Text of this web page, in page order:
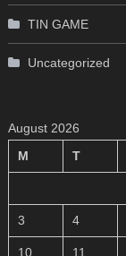
TIN GAME
Uncategorized
August 2026
M
T
3 4
10 11